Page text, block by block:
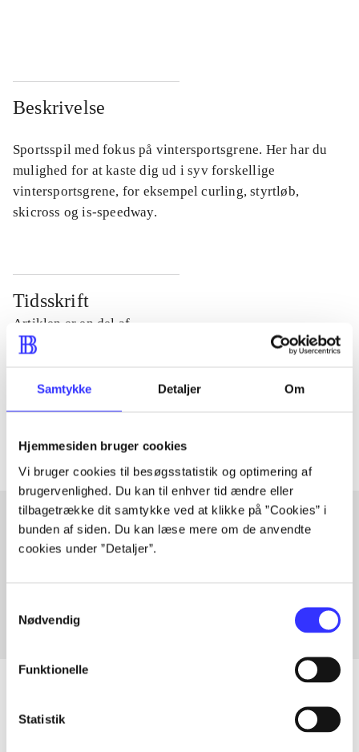
Samtykke Detaljer Om
Hjemmesiden bruger cookies
Vi bruger cookies til besøgsstatistik og optimering af
brugervenlighed. Du kan til enhver tid ændre eller
tilbagetrække dit samtykke ved at klikke på ”Cookies” i
bunden af siden. Du kan læse mere om de anvendte
cookies under ”Detaljer”.
Nødvendig
Funktionelle
Statistik
Beskrivelse
Sportsspil med fokus på vintersportsgrene. Her har du
mulighed for at kaste dig ud i syv forskellige
vintersportsgrene, for eksempel curling, styrtløb,
skicross og is-speedway.
Tidsskrift
Artiklen er en del af
Tidsskrift
Artiklerne i handler ofte om
Artikler med samme emner